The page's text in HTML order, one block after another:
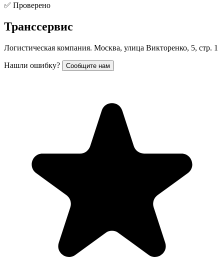
✅ Проверено
Транссервис
Логистическая компания. Москва, улица Викторенко, 5, стр. 1
Нашли ошибку? Сообщите нам